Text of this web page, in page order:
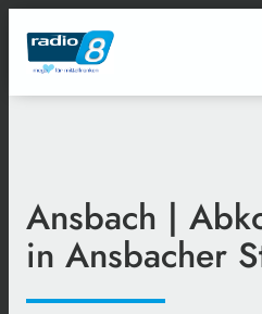
Ansbach |
in Ansbacher